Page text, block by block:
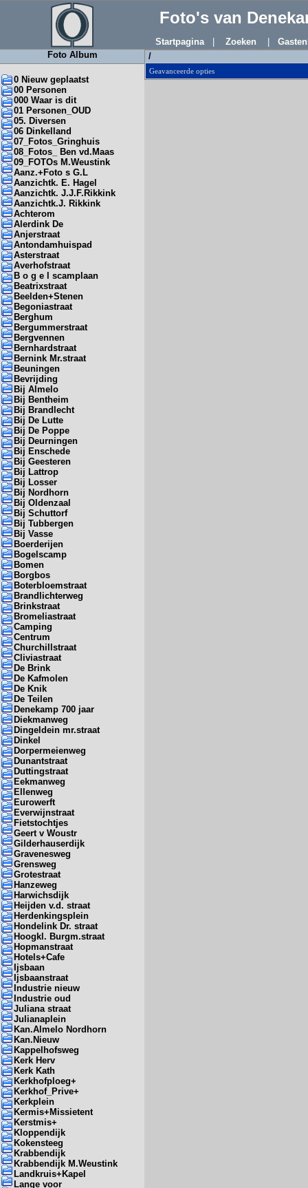
Foto's van
Startpagina| Zoeken
Foto Album
0 Nieuw geplaatst
00 Personen
000 Waar is dit
01 Personen_OUD
05. Diversen
06 Dinkelland
07_Fotos_Gringhuis
08_Fotos_ Ben vd.Maas
09_FOTOs M.Weustink
Aanz.+Foto s G.L
Aanzichtk. E. Hagel
Aanzichtk. J.J.F.Rikkink
Aanzichtk.J. Rikkink
Achterom
Alerdink De
Anjerstraat
Antondamhuispad
Asterstraat
Averhofstraat
B o g e l scamplaan
Beatrixstraat
Beelden+Stenen
Begoniastraat
Berghum
Bergummerstraat
Bergvennen
Bernhardstraat
Bernink Mr.straat
Beuningen
Bevrijding
Bij Almelo
Bij Bentheim
Bij Brandlecht
Bij De Lutte
Bij De Poppe
Bij Deurningen
Bij Enschede
Bij Geesteren
Bij Lattrop
Bij Losser
Bij Nordhorn
Bij Oldenzaal
Bij Schuttorf
Bij Tubbergen
Bij Vasse
Boerderijen
Bogelscamp
Bomen
Borgbos
Boterbloemstraat
Brandlichterweg
Brinkstraat
Bromeliastraat
Camping
Centrum
Churchillstraat
Cliviastraat
De Brink
De Kafmolen
De Knik
De Teilen
Denekamp 700 jaar
Diekmanweg
Dingeldein mr.straat
Dinkel
Dorpermeienweg
Dunantstraat
Duttingstraat
Eekmanweg
Ellenweg
Eurowerft
Everwijnstraat
Fietstochtjes
Geert v Woustr
Gilderhauserdijk
Gravenesweg
Grensweg
Grotestraat
Hanzeweg
Harwichsdijk
Heijden v.d. straat
Herdenkingsplein
Hondelink Dr. straat
Hoogkl. Burgm.straat
Hopmanstraat
Hotels+Cafe
Ijsbaan
Ijsbaanstraat
Industrie nieuw
Industrie oud
Juliana straat
Julianaplein
Kan.Almelo Nordhorn
Kan.Nieuw
Kappelhofsweg
Kerk Herv
Kerk Kath
Kerkhofploeg+
Kerkhof_Prive+
Kerkplein
Kermis+Missietent
Kerstmis+
Kloppendijk
Kokensteeg
Krabbendijk
Krabbendijk M.Weustink
Landkruis+Kapel
Lange voor
/
Geavanceerde opties